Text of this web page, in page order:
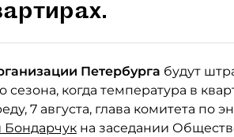
Петербурга будут
сезона, когда температура в
7 августа, глава комитета по
на заседании